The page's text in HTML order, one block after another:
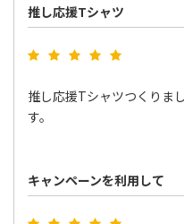
推し応援Tシャツ
推し応援Tシャツつくりま
す。
キャンペーンを利用して